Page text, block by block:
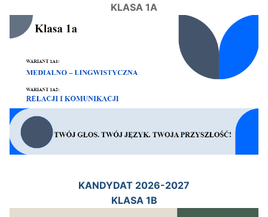
KLASA 1A
KANDYDAT 2026-2027
KLASA 1B